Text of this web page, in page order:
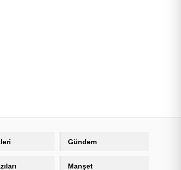
Gündem
Manşet